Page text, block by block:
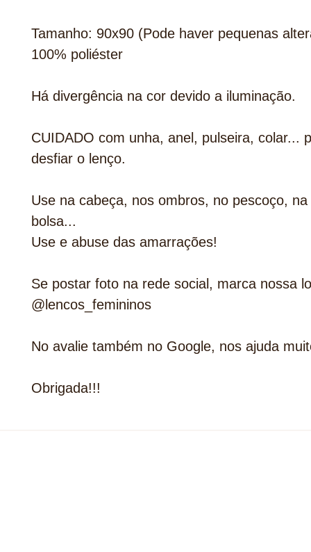
Tamanho: 90x90 (Pode haver pequenas
100% poliéster
Há divergência na cor devido a iluminação.
CUIDADO com unha, anel, pulseira, colar...
desfiar o lenço.
Use na cabeça, nos ombros, no pescoço,
bolsa...
Use e abuse das amarrações!
Se postar foto na rede social, marca nossa
@lencos_femininos
No avalie também no Google, nos ajuda
Obrigada!!!